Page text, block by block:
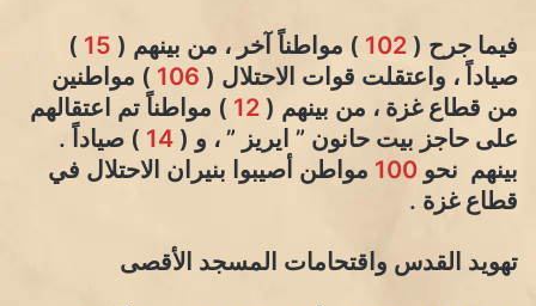
فيما جرح ( 102 ) مواطناً آخر ، من بينهم ( 15
)
صياداً ، واعتقلت قوات الاحتلال ( 106 ) مواطنين
من قطاع غزة ، من بينهم ( 12 ) مواطناً تم اعتقالهم
على حاجز بيت حانون ” ايريز ” ، و ( 14 ) صياداً .
بينهم نحو 100 مواطن أصيبوا بنيران الاحتلال في
قطاع غزة .
تهويد القدس واقتحامات المسجد الأقصى